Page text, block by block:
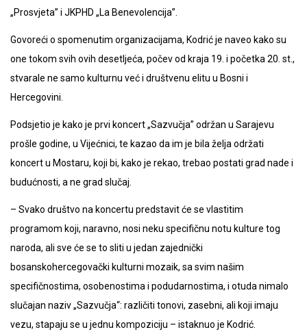
„Prosvjeta” i JKPHD „La Benevolencija”.
Govoreći o spomenutim organizacijama, Kodrić je naveo kako su
one tokom svih ovih desetljeća, počev od kraja 19. i početka 20. st.,
stvarale ne samo kulturnu već i društvenu elitu u Bosni i
Hercegovini.
Podsjetio je kako je prvi koncert „Sazvučja” održan u Sarajevu
prošle godine, u Vijećnici, te kazao da im je bila želja održati
koncert u Mostaru, koji bi, kako je rekao, trebao postati grad nade i
budućnosti, a ne grad slučaj.
– Svako društvo na koncertu predstavit će se vlastitim
programom koji, naravno, nosi neku specifičnu notu kulture tog
naroda, ali sve će se to sliti u jedan zajednički
bosanskohercegovački kulturni mozaik, sa svim našim
specifičnostima, osobenostima i podudarnostima, i otuda nimalo
slučajan naziv „Sazvučja“: različiti tonovi, zasebni, ali koji imaju
vezu, stapaju se u jednu kompoziciju – istaknuo je Kodrić.